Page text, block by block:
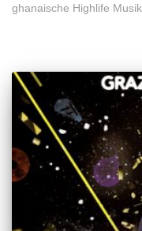
ghanaische Highlife